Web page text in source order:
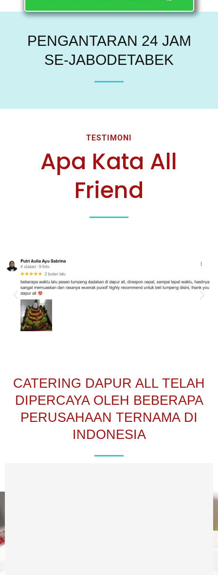
PENGANTARAN 24 JAM
SE-JABODETABEK
TESTIMONI
Apa Kata All
Friend
CATERING DAPUR ALL TELAH
DIPERCAYA OLEH BEBERAPA
PERUSAHAAN TERNAMA DI
INDONESIA